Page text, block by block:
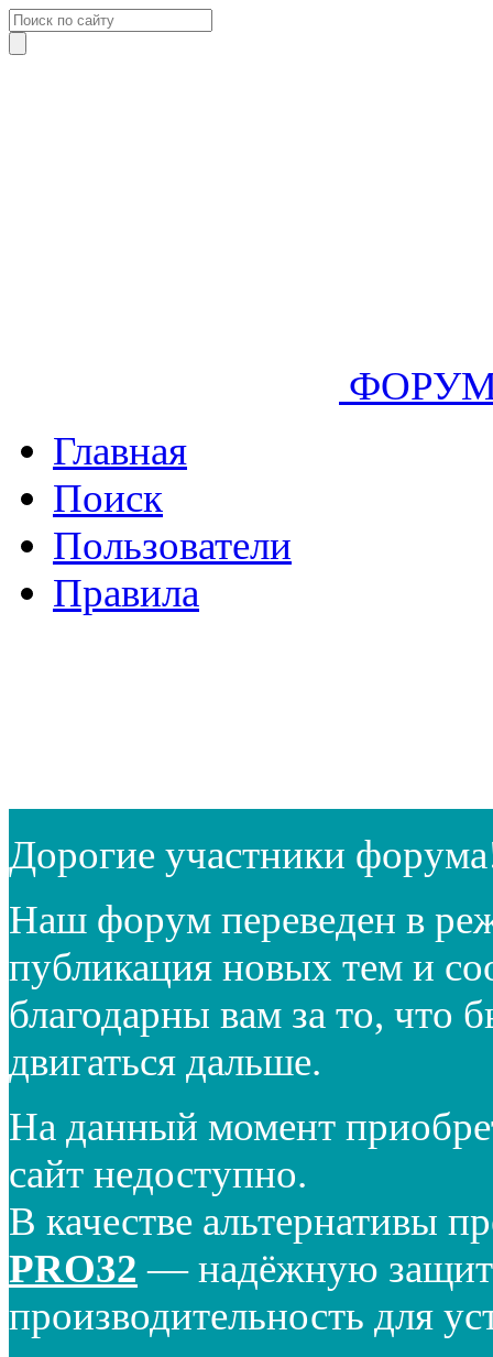
Главная
Поиск
Пользователи
Правила
Дорогие участники
Наш форум переведен в
публикация новых тем и
благодарны вам за то, что
двигаться дальше.
На данный момент
сайт недоступно.
В качестве альтернативы
PRO32 — надёжную
производительность для